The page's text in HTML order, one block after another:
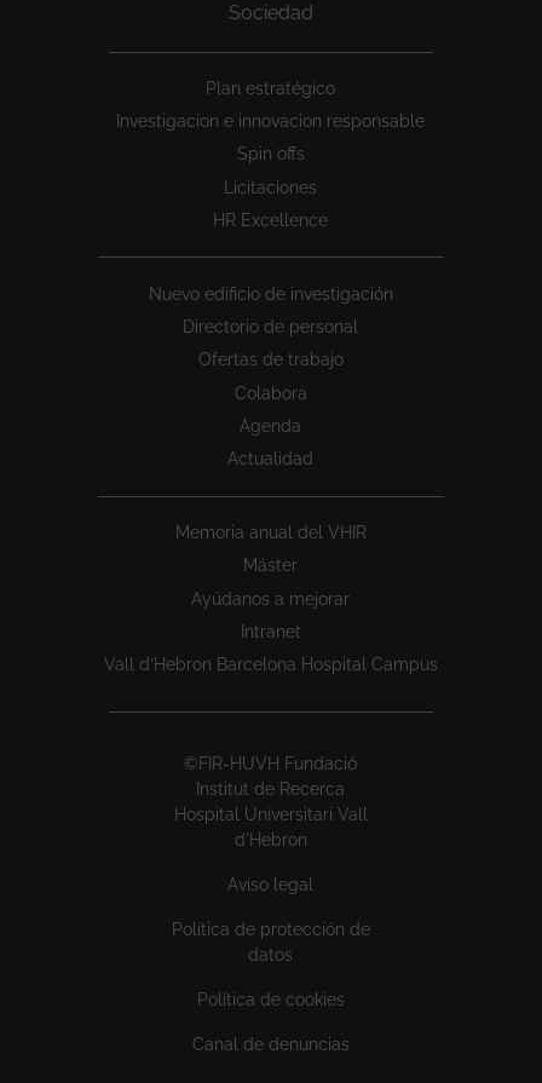
Sociedad
Plan estratégico
Investigacion e innovacion responsable
Spin offs
Licitaciones
HR Excellence
Nuevo edificio de investigación
Directorio de personal
Ofertas de trabajo
Colabora
Agenda
Actualidad
Memoria anual del VHIR
Máster
Ayúdanos a mejorar
Intranet
Vall d’Hebron Barcelona Hospital Campus
©FIR-HUVH Fundació
Institut de Recerca
Hospital Universitari Vall
d'Hebron
Aviso legal
Política de protección de
datos
Política de cookies
Canal de denuncias